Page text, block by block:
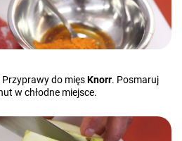
do mięsKnorr. Posmaruj
w chłodne miejsce.